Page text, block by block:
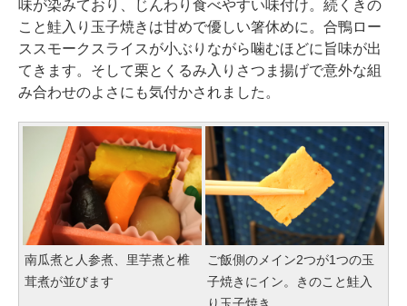
味が染みており、じんわり食べやすい味付け。続くきの
こと鮭入り玉子焼きは甘めで優しい箸休めに。合鴨ロー
ススモークスライスが小ぶりながら噛むほどに旨味が出
てきます。そして栗とくるみ入りさつま揚げで意外な組
み合わせのよさにも気付かされました。
南瓜煮と人参煮、里芋煮と椎
茸煮が並びます
ご飯側のメイン2つが1つの玉
子焼きにイン。きのこと鮭入